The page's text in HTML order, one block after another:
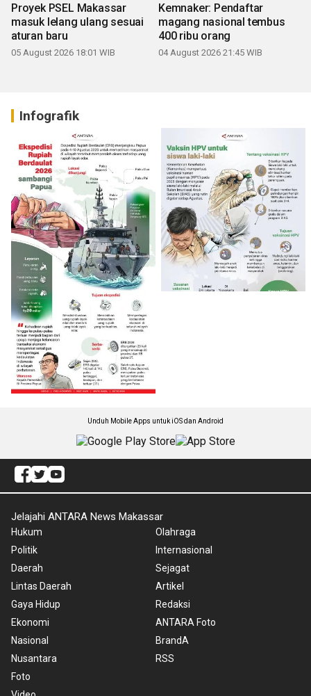
Proyek PSEL Makassar
masuk lelang ulang sesuai
aturan baru
05 August 2026 18:01 WIB
Kemnaker: Pendaftar
magang nasional tembus
400 ribu orang
04 August 2026 21:45 WIB
Infografik
Unduh Mobile Apps untuk iOS dan Android
Jelajahi ANTARA News Makassar
Hukum
Politik
Daerah
Lintas Daerah
Gaya Hidup
Ekonomi
Nasional
Nusantara
Foto
Olahraga
Internasional
Sejagat
Artikel
Redaksi
ANTARA Foto
BrandA
RSS